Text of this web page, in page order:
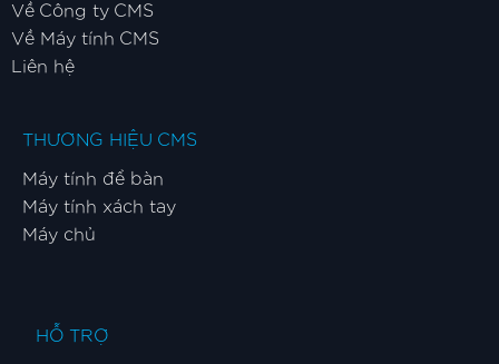
Về Công ty CMS
Về Máy tính CMS
Liên hệ
THƯƠNG HIỆU CMS
Máy tính để bàn
Máy tính xách tay
Máy chủ
HỖ TRỢ